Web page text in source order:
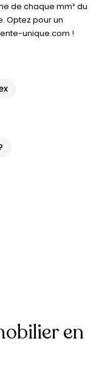
de chaque mm² du
Optez pour un
unique.com !
en